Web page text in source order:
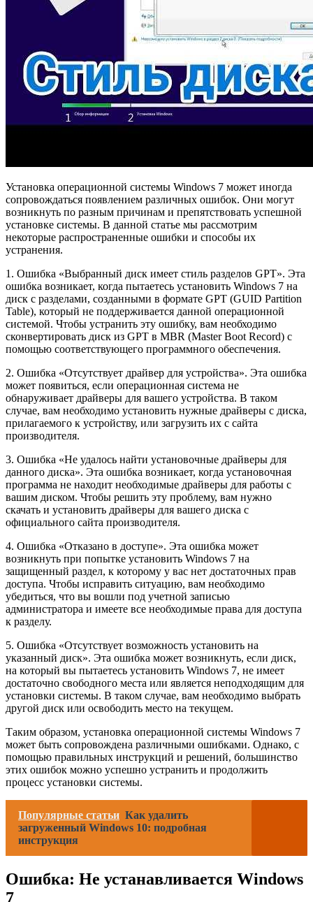
Установка операционной системы Windows 7 может иногда
сопровождаться появлением различных ошибок. Они могут
возникнуть по разным причинам и препятствовать успешной
установке системы. В данной статье мы рассмотрим
некоторые распространенные ошибки и способы их
устранения.
1. Ошибка «Выбранный диск имеет стиль разделов GPT». Эта
ошибка возникает, когда пытаетесь установить Windows 7 на
диск с разделами, созданными в формате GPT (GUID Partition
Table), который не поддерживается данной операционной
системой. Чтобы устранить эту ошибку, вам необходимо
сконвертировать диск из GPT в MBR (Master Boot Record) с
помощью соответствующего программного обеспечения.
2. Ошибка «Отсутствует драйвер для устройства». Эта ошибка
может появиться, если операционная система не
обнаруживает драйверы для вашего устройства. В таком
случае, вам необходимо установить нужные драйверы с диска,
прилагаемого к устройству, или загрузить их с сайта
производителя.
3. Ошибка «Не удалось найти установочные драйверы для
данного диска». Эта ошибка возникает, когда установочная
программа не находит необходимые драйверы для работы с
вашим диском. Чтобы решить эту проблему, вам нужно
скачать и установить драйверы для вашего диска с
официального сайта производителя.
4. Ошибка «Отказано в доступе». Эта ошибка может
возникнуть при попытке установить Windows 7 на
защищенный раздел, к которому у вас нет достаточных прав
доступа. Чтобы исправить ситуацию, вам необходимо
убедиться, что вы вошли под учетной записью
администратора и имеете все необходимые права для доступа
к разделу.
5. Ошибка «Отсутствует возможность установить на
указанный диск». Эта ошибка может возникнуть, если диск,
на который вы пытаетесь установить Windows 7, не имеет
достаточно свободного места или является неподходящим для
установки системы. В таком случае, вам необходимо выбрать
другой диск или освободить место на текущем.
Таким образом, установка операционной системы Windows 7
может быть сопровождена различными ошибками. Однако, с
помощью правильных инструкций и решений, большинство
этих ошибок можно успешно устранить и продолжить
процесс установки системы.
Популярные статьи Как удалить
загруженный Windows 10: подробная
инструкция
Ошибка: Не устанавливается Windows
7